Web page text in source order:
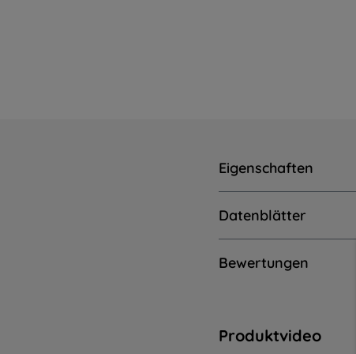
Eigenschaften
Datenblätter
Bewertungen
Produktvideo